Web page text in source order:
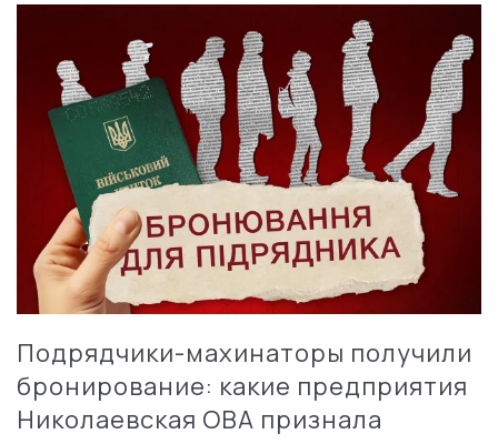
Подрядчики-махинаторы получили
бронирование: какие предприятия
Николаевская ОВА признала